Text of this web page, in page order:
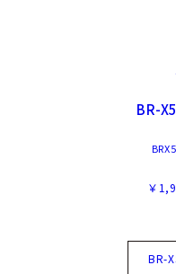
BR-
￥
BR-